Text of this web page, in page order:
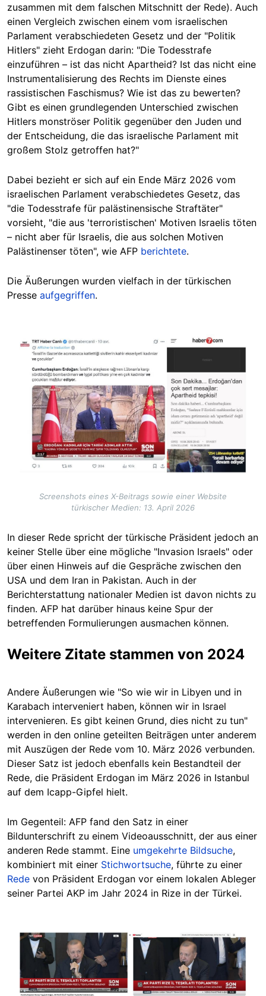
zusammen mit dem falschen Mitschnitt der Rede). Auch
einen Vergleich zwischen einem vom israelischen
Parlament verabschiedeten Gesetz und der "Politik
Hitlers" zieht Erdogan darin: "Die Todesstrafe
einzuführen – ist das nicht Apartheid? Ist das nicht eine
Instrumentalisierung des Rechts im Dienste eines
rassistischen Faschismus? Wie ist das zu bewerten?
Gibt es einen grundlegenden Unterschied zwischen
Hitlers monströser Politik gegenüber den Juden und
der Entscheidung, die das israelische Parlament mit
großem Stolz getroffen hat?"
Dabei bezieht er sich auf ein Ende März 2026 vom
israelischen Parlament verabschiedetes Gesetz, das
"die Todesstrafe für palästinensische Straftäter"
vorsieht, "die aus 'terroristischen' Motiven Israelis töten
– nicht aber für Israelis, die aus solchen Motiven
Palästinenser töten", wie AFP berichtete.
Die Äußerungen wurden vielfach in der türkischen
Presse aufgegriffen.
Image
Screenshots eines X-Beitrags sowie einer Website
türkischer Medien: 13. April 2026
In dieser Rede spricht der türkische Präsident jedoch an
keiner Stelle über eine mögliche "Invasion Israels" oder
über einen Hinweis auf die Gespräche zwischen den
USA und dem Iran in Pakistan. Auch in der
Berichterstattung nationaler Medien ist davon nichts zu
finden. AFP hat darüber hinaus keine Spur der
betreffenden Formulierungen ausmachen können.
Weitere Zitate stammen von 2024
Andere Äußerungen wie "So wie wir in Libyen und in
Karabach interveniert haben, können wir in Israel
intervenieren. Es gibt keinen Grund, dies nicht zu tun"
werden in den online geteilten Beiträgen unter anderem
mit Auszügen der Rede vom 10. März 2026 verbunden.
Dieser Satz ist jedoch ebenfalls kein Bestandteil der
Rede, die Präsident Erdogan im März 2026 in Istanbul
auf dem Icapp-Gipfel hielt.
Im Gegenteil: AFP fand den Satz in einer
Bildunterschrift zu einem Videoausschnitt, der aus einer
anderen Rede stammt. Eine umgekehrte Bildsuche,
kombiniert mit einer Stichwortsuche, führte zu einer
Rede von Präsident Erdogan vor einem lokalen Ableger
seiner Partei AKP im Jahr 2024 in Rize in der Türkei.
Image